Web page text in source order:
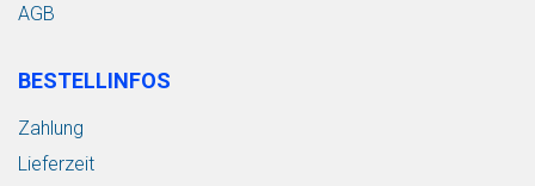
AGB
BESTELLINFOS
Zahlung
Lieferzeit